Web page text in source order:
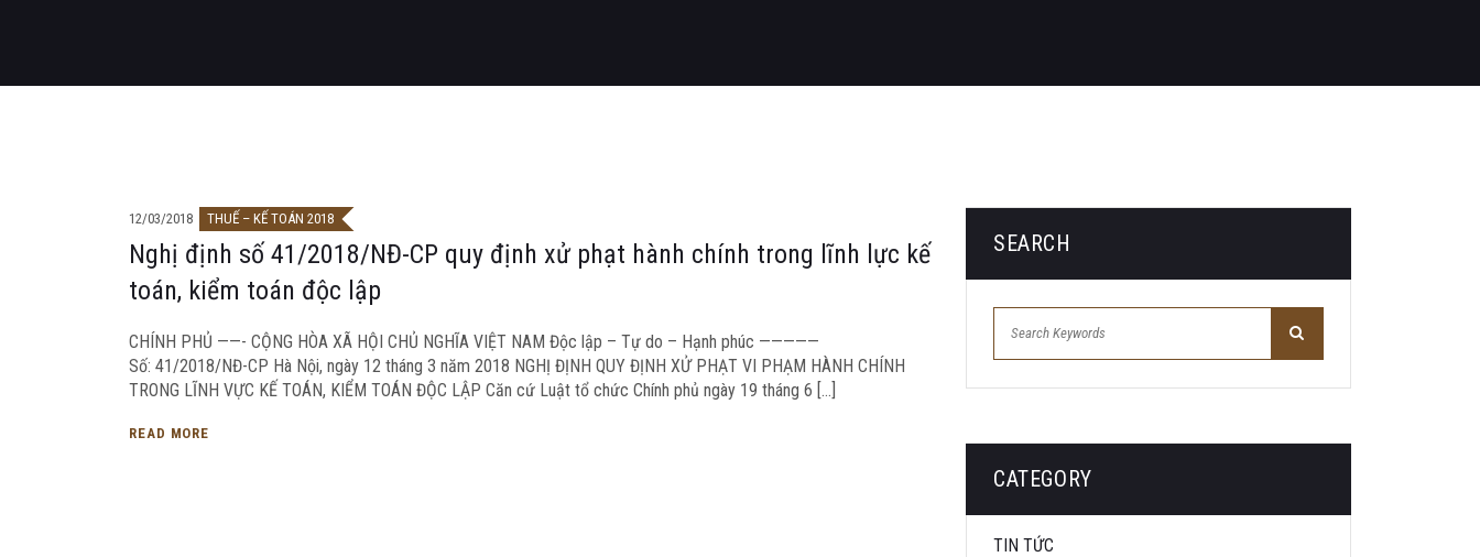
12/03/2018 THUẾ – KẾ TOÁN 2018
Nghị định số 41/2018/NĐ-CP quy định xử phạt hành chính trong lĩnh lực kế
toán, kiểm toán độc lập
CHÍNH PHỦ ——- CỘNG HÒA XÃ HỘI CHỦ NGHĨA VIỆT NAM Độc lập – Tự do – Hạnh phúc —————
Số: 41/2018/NĐ-CP Hà Nội, ngày 12 tháng 3 năm 2018 NGHỊ ĐỊNH QUY ĐỊNH XỬ PHẠT VI PHẠM HÀNH CHÍNH
TRONG LĨNH VỰC KẾ TOÁN, KIỂM TOÁN ĐỘC LẬP Căn cứ Luật tổ chức Chính phủ ngày 19 tháng 6 […]
READ MORE
SEARCH
CATEGORY
TIN TỨC